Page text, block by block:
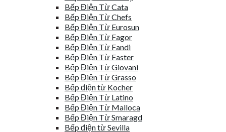
Bếp Điện Từ Cata
Bếp Điện Từ Chefs
Bếp Điện Từ Eurosun
Bếp Điện Từ Fagor
Bếp Điện Từ Fandi
Bếp Điện Từ Faster
Bếp Điện Từ Giovani
Bếp Điện Từ Grasso
Bếp điện từ Kocher
Bếp Điện Từ Latino
Bếp Điện Từ Malloca
Bếp Điện Từ Smaragd
Bếp điện từ Sevilla